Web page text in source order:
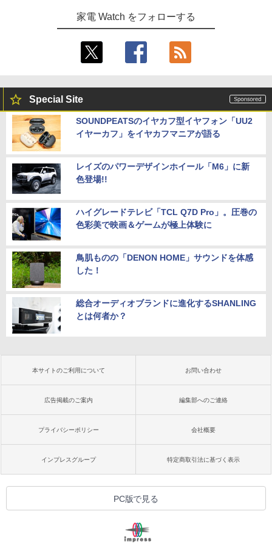
家電 Watch をフォローする
Special Site
SOUNDPEATSのイヤカフ型イヤフォン「UU2
イヤーカフ」をイヤカフマニアが語る
レイズのパワーデザインホイール「M6」に新
色登場!!
ハイグレードテレビ「TCL Q7D Pro」。圧巻の
色彩美で映画＆ゲームが極上体験に
鳥肌ものの「DENON HOME」サウンドを体感
した！
総合オーディオブランドに進化するSHANLING
とは何者か？
本サイトのご利用について お問い合わせ
広告掲載のご案内 編集部へのご連絡
プライバシーポリシー 会社概要
インプレスグループ 特定商取引法に基づく表示
PC版で見る